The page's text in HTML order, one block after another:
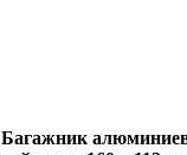
Багажник